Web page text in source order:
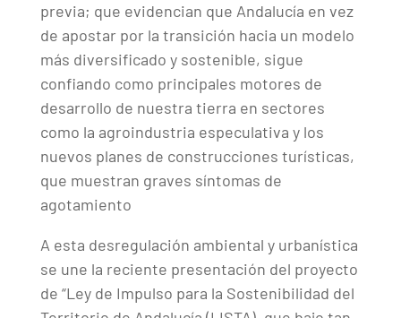
previa; que evidencian que Andalucía en vez
de apostar por la transición hacia un modelo
más diversificado y sostenible, sigue
confiando como principales motores de
desarrollo de nuestra tierra en sectores
como la agroindustria especulativa y los
nuevos planes de construcciones turísticas,
que muestran graves síntomas de
agotamiento
A esta desregulación ambiental y urbanística
se une la reciente presentación del proyecto
de “Ley de Impulso para la Sostenibilidad del